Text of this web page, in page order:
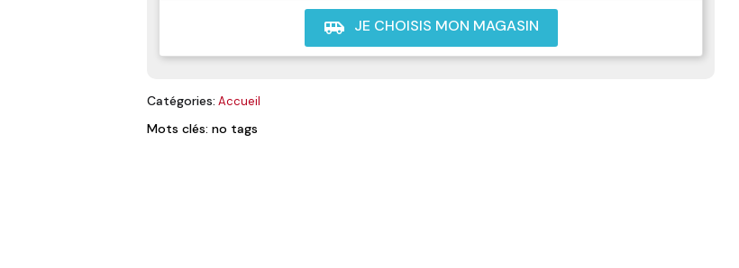
airport_shuttle JE CHOISIS MON MAGASIN
Catégories: Accueil
Mots clés: no tags